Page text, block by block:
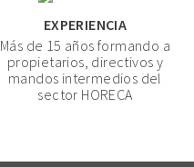
EXPERIENCIA
Más de 15 años formando a
propietarios, directivos y
mandos intermedios del
sector HORECA